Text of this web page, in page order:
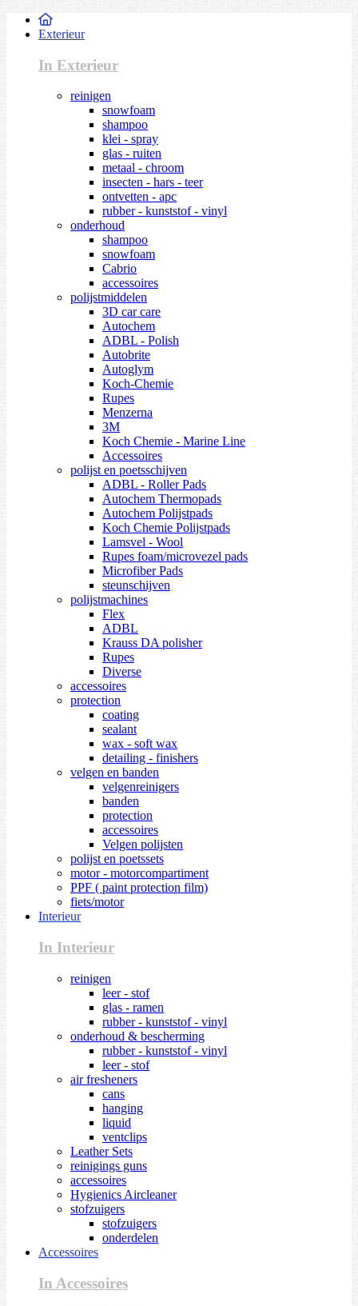
Exterieur
In Exterieur
reinigen
snowfoam
shampoo
klei - spray
glas - ruiten
metaal - chroom
insecten - hars - teer
ontvetten - apc
rubber - kunststof - vinyl
onderhoud
shampoo
snowfoam
Cabrio
accessoires
polijstmiddelen
3D car care
Autochem
ADBL - Polish
Autobrite
Autoglym
Koch-Chemie
Rupes
Menzerna
3M
Koch Chemie - Marine Line
Accessoires
polijst en poetsschijven
ADBL - Roller Pads
Autochem Thermopads
Autochem Polijstpads
Koch Chemie Polijstpads
Lamsvel - Wool
Rupes foam/microvezel pads
Microfiber Pads
steunschijven
polijstmachines
Flex
ADBL
Krauss DA polisher
Rupes
Diverse
accessoires
protection
coating
sealant
wax - soft wax
detailing - finishers
velgen en banden
velgenreinigers
banden
protection
accessoires
Velgen polijsten
polijst en poetssets
motor - motorcompartiment
PPF ( paint protection film)
fiets/motor
Interieur
In Interieur
reinigen
leer - stof
glas - ramen
rubber - kunststof - vinyl
onderhoud & bescherming
rubber - kunststof - vinyl
leer - stof
air fresheners
cans
hanging
liquid
ventclips
Leather Sets
reinigings guns
accessoires
Hygienics Aircleaner
stofzuigers
stofzuigers
onderdelen
Accessoires
In Accessoires